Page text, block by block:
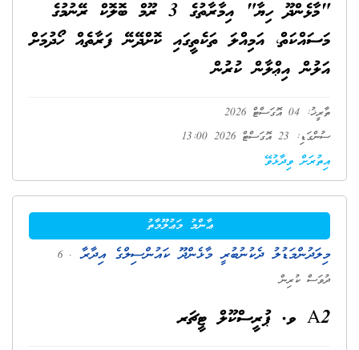
"މާޅެންދޫ ހިޔާ" އިމާރާތުގެ 3 ރޫމް ބޮލޮކް ރޭނުމުގެ
މަސައްކަތް، އަމިއްލަ ތަކެތީގައި ކޮށްދޭނޭ ފަރާތެއް ހޯދުމަށް
އަލުން އިޢްލާން ކުރުން
ތާރީޚު: 04 އޮގަސްޓް 2026
ސުންގަޑި: 23 އޮގަސްޓް 2026 13:00
އިތުރަށް ވިދާޅުވޭ
ޢާންމު މަޢުލޫމާތު
މިލަދުންމަޑުލު ދެކުނުބުރީ މާޅެންދޫ ކައުންސިލްގެ އިދާރާ
. 6
ދުވަސް ކުރިން
A2 ވ. ޕުރީސްކޫލް ޓީޗަރ